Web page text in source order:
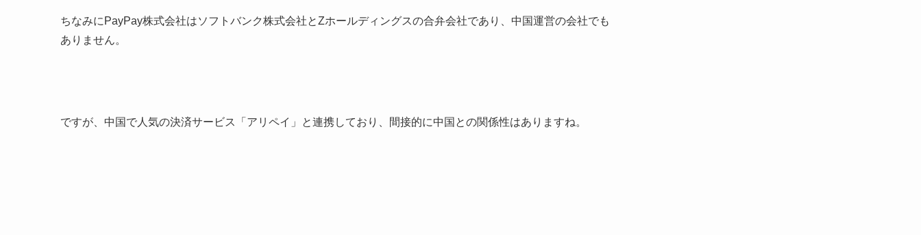
ちなみにPayPay株式会社はソフトバンク株式会社とZホールディングスの合弁会社であり、中国運営の会社でも
ありません。
ですが、中国で人気の決済サービス「アリペイ」と連携しており、間接的に中国との関係性はありますね。